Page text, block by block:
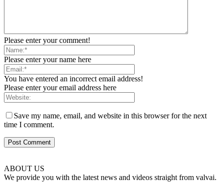
Please enter your comment!
Please enter your name here
You have entered an incorrect email address!
Please enter your email address here
Save my name, email, and website in this browser for the next
time I comment.
ABOUT US
We provide you with the latest news and videos straight from valvai.